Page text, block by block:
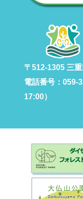
〒512-1305 三
電話番号：059-
17:00）